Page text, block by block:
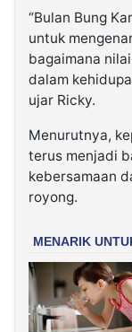
“Bulan Bung
untuk
bagaimana
dalam
ujar Ricky.
Menurutnya,
terus menjadi
kebersamaan
royong.